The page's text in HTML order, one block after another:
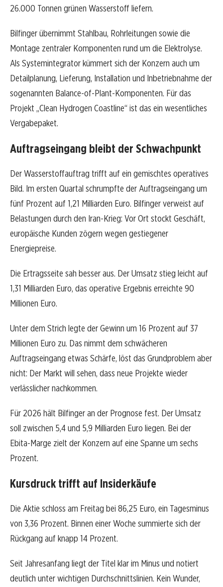
26.000 Tonnen grünen Wasserstoff liefern.
Bilfinger übernimmt Stahlbau, Rohrleitungen sowie die
Montage zentraler Komponenten rund um die Elektrolyse.
Als Systemintegrator kümmert sich der Konzern auch um
Detailplanung, Lieferung, Installation und Inbetriebnahme der
sogenannten Balance-of-Plant-Komponenten. Für das
Projekt „Clean Hydrogen Coastline“ ist das ein wesentliches
Vergabepaket.
Auftragseingang bleibt der Schwachpunkt
Der Wasserstoffauftrag trifft auf ein gemischtes operatives
Bild. Im ersten Quartal schrumpfte der Auftragseingang um
fünf Prozent auf 1,21 Milliarden Euro. Bilfinger verweist auf
Belastungen durch den Iran-Krieg: Vor Ort stockt Geschäft,
europäische Kunden zögern wegen gestiegener
Energiepreise.
Die Ertragsseite sah besser aus. Der Umsatz stieg leicht auf
1,31 Milliarden Euro, das operative Ergebnis erreichte 90
Millionen Euro.
Unter dem Strich legte der Gewinn um 16 Prozent auf 37
Millionen Euro zu. Das nimmt dem schwächeren
Auftragseingang etwas Schärfe, löst das Grundproblem aber
nicht: Der Markt will sehen, dass neue Projekte wieder
verlässlicher nachkommen.
Für 2026 hält Bilfinger an der Prognose fest. Der Umsatz
soll zwischen 5,4 und 5,9 Milliarden Euro liegen. Bei der
Ebita-Marge zielt der Konzern auf eine Spanne um sechs
Prozent.
Kursdruck trifft auf Insiderkäufe
Die Aktie schloss am Freitag bei 86,25 Euro, ein Tagesminus
von 3,36 Prozent. Binnen einer Woche summierte sich der
Rückgang auf knapp 14 Prozent.
Seit Jahresanfang liegt der Titel klar im Minus und notiert
deutlich unter wichtigen Durchschnittslinien. Kein Wunder,